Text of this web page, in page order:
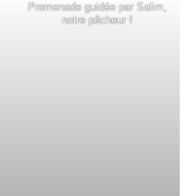
Promenade guidée par Salim,
notre pêcheur !